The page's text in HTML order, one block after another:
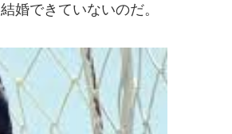
婚できていないのだ。